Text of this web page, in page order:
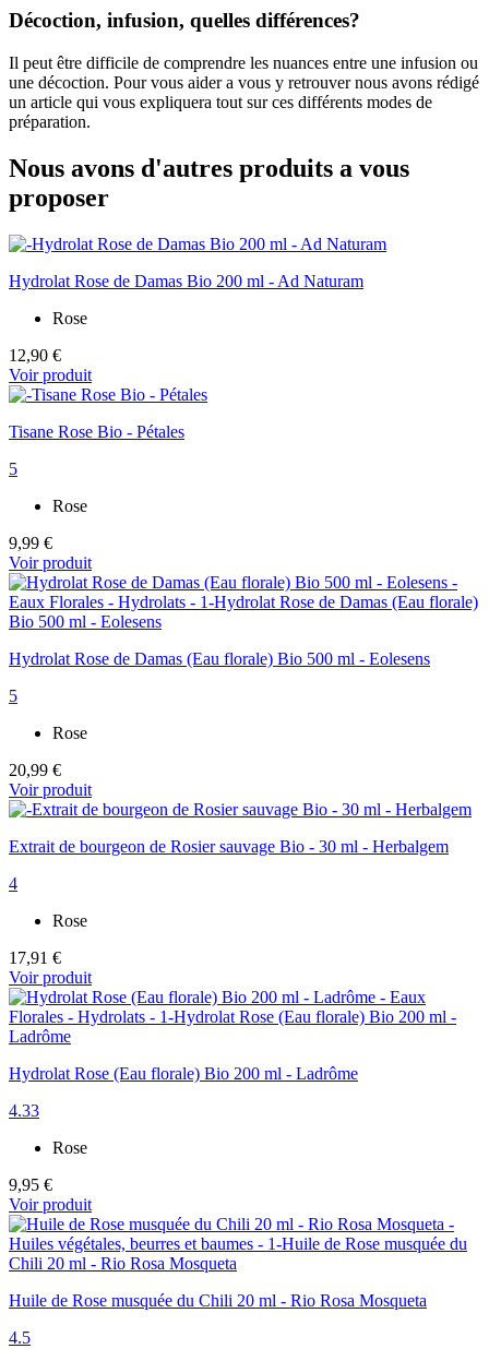
Décoction, infusion, quelles différences?
Il peut être difficile de comprendre les nuances entre une infusion ou
une décoction. Pour vous aider a vous y retrouver nous avons rédigé
un article qui vous expliquera tout sur ces différents modes de
préparation.
Nous avons d'autres produits a vous
proposer
Hydrolat Rose de Damas Bio 200 ml - Ad Naturam
Rose
12,90 €
Voir produit
Tisane Rose Bio - Pétales
5
Rose
9,99 €
Voir produit
Hydrolat Rose de Damas (Eau florale) Bio 500 ml - Eolesens
5
Rose
20,99 €
Voir produit
Extrait de bourgeon de Rosier sauvage Bio - 30 ml - Herbalgem
4
Rose
17,91 €
Voir produit
Hydrolat Rose (Eau florale) Bio 200 ml - Ladrôme
4.33
Rose
9,95 €
Voir produit
Huile de Rose musquée du Chili 20 ml - Rio Rosa Mosqueta
4.5